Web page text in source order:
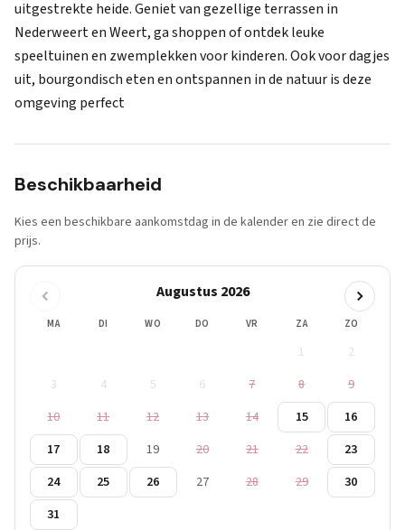
uitgestrekte heide. Geniet van gezellige terrassen in
Nederweert en Weert, ga shoppen of ontdek leuke
speeltuinen en zwemplekken voor kinderen. Ook voor dagjes
uit, bourgondisch eten en ontspannen in de natuur is deze
omgeving perfect
Beschikbaarheid
Kies een beschikbare aankomstdag in de kalender en zie direct de
prijs.
Augustus 2026
MA DI WO DO VR ZA ZO
1
2
3
4 5 6 7 8
9
10
11 12 13 14 15
16
17
18 19 20 21 22
23
24
25 26 27 28 29
30
31